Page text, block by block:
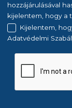
hozzájárulásával
kijelentem, hogy a
Kijelentem,
Adatvédelmi